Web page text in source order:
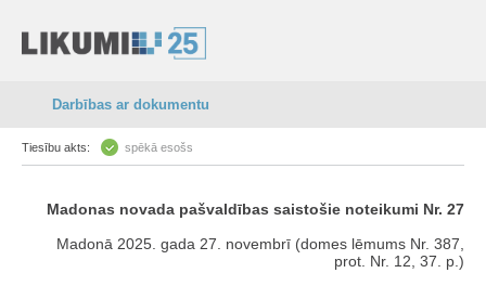
Darbības ar dokumentu
Tiesību akts: spēkā esošs
Madonas novada pašvaldības saistošie noteikumi Nr. 27
Madonā 2025. gada 27. novembrī (domes lēmums Nr. 387,
prot. Nr. 12, 37. p.)